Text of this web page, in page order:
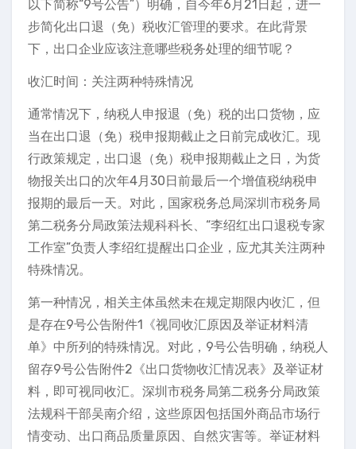
以下简称“9号公告”）明确，自今年6月21日起，进一
步简化出口退（免）税收汇管理的要求。在此背景
下，出口企业应该注意哪些税务处理的细节呢？
收汇时间：关注两种特殊情况
通常情况下，纳税人申报退（免）税的出口货物，应
当在出口退（免）税申报期截止之日前完成收汇。现
行政策规定，出口退（免）税申报期截止之日，为货
物报关出口的次年4月30日前最后一个增值税纳税申
报期的最后一天。对此，国家税务总局深圳市税务局
第二税务分局政策法规科科长、“李绍红出口退税专家
工作室”负责人李绍红提醒出口企业，应尤其关注两种
特殊情况。
第一种情况，相关主体虽然未在规定期限内收汇，但
是存在9号公告附件1《视同收汇原因及举证材料清
单》中所列的特殊情况。对此，9号公告明确，纳税人
留存9号公告附件2《出口货物收汇情况表》及举证材
料，即可视同收汇。深圳市税务局第二税务分局政策
法规科干部吴南介绍，这些原因包括国外商品市场行
情变动、出口商品质量原因、自然灾害等。举证材料